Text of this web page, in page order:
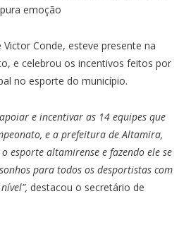
emoção
Conde, esteve presente na
e celebrou os incentivos feitos por
no esporte do município.
e incentivar as 14 equipes que
e a prefeitura de Altamira,
esporte altamirense e fazendo ele se
para todos os desportistas com
destacou o secretário de